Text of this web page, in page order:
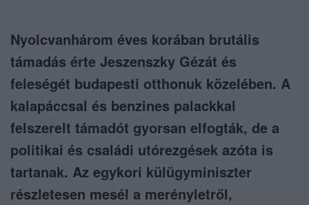
Nyolcvanhárom éves korában brutális
támadás érte Jeszenszky Gézát és
feleségét budapesti otthonuk közelében. A
kalapáccsal és benzines palackkal
felszerelt támadót gyorsan elfogták, de a
politikai és családi utórezgések azóta is
tartanak. Az egykori külügyminiszter
részletesen mesél a merényletről,